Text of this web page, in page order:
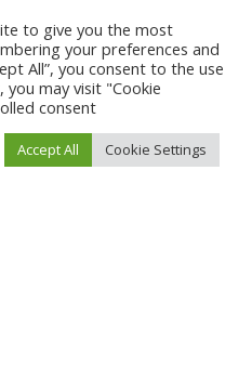
to give you the most
your preferences and
All”, you consent to the use
you may visit "Cookie
consent.
Cookie Settings
Accept All